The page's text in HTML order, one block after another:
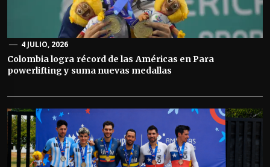
4 JULIO, 2026
Colombia logra récord de las Américas en Para
powerlifting y suma nuevas medallas